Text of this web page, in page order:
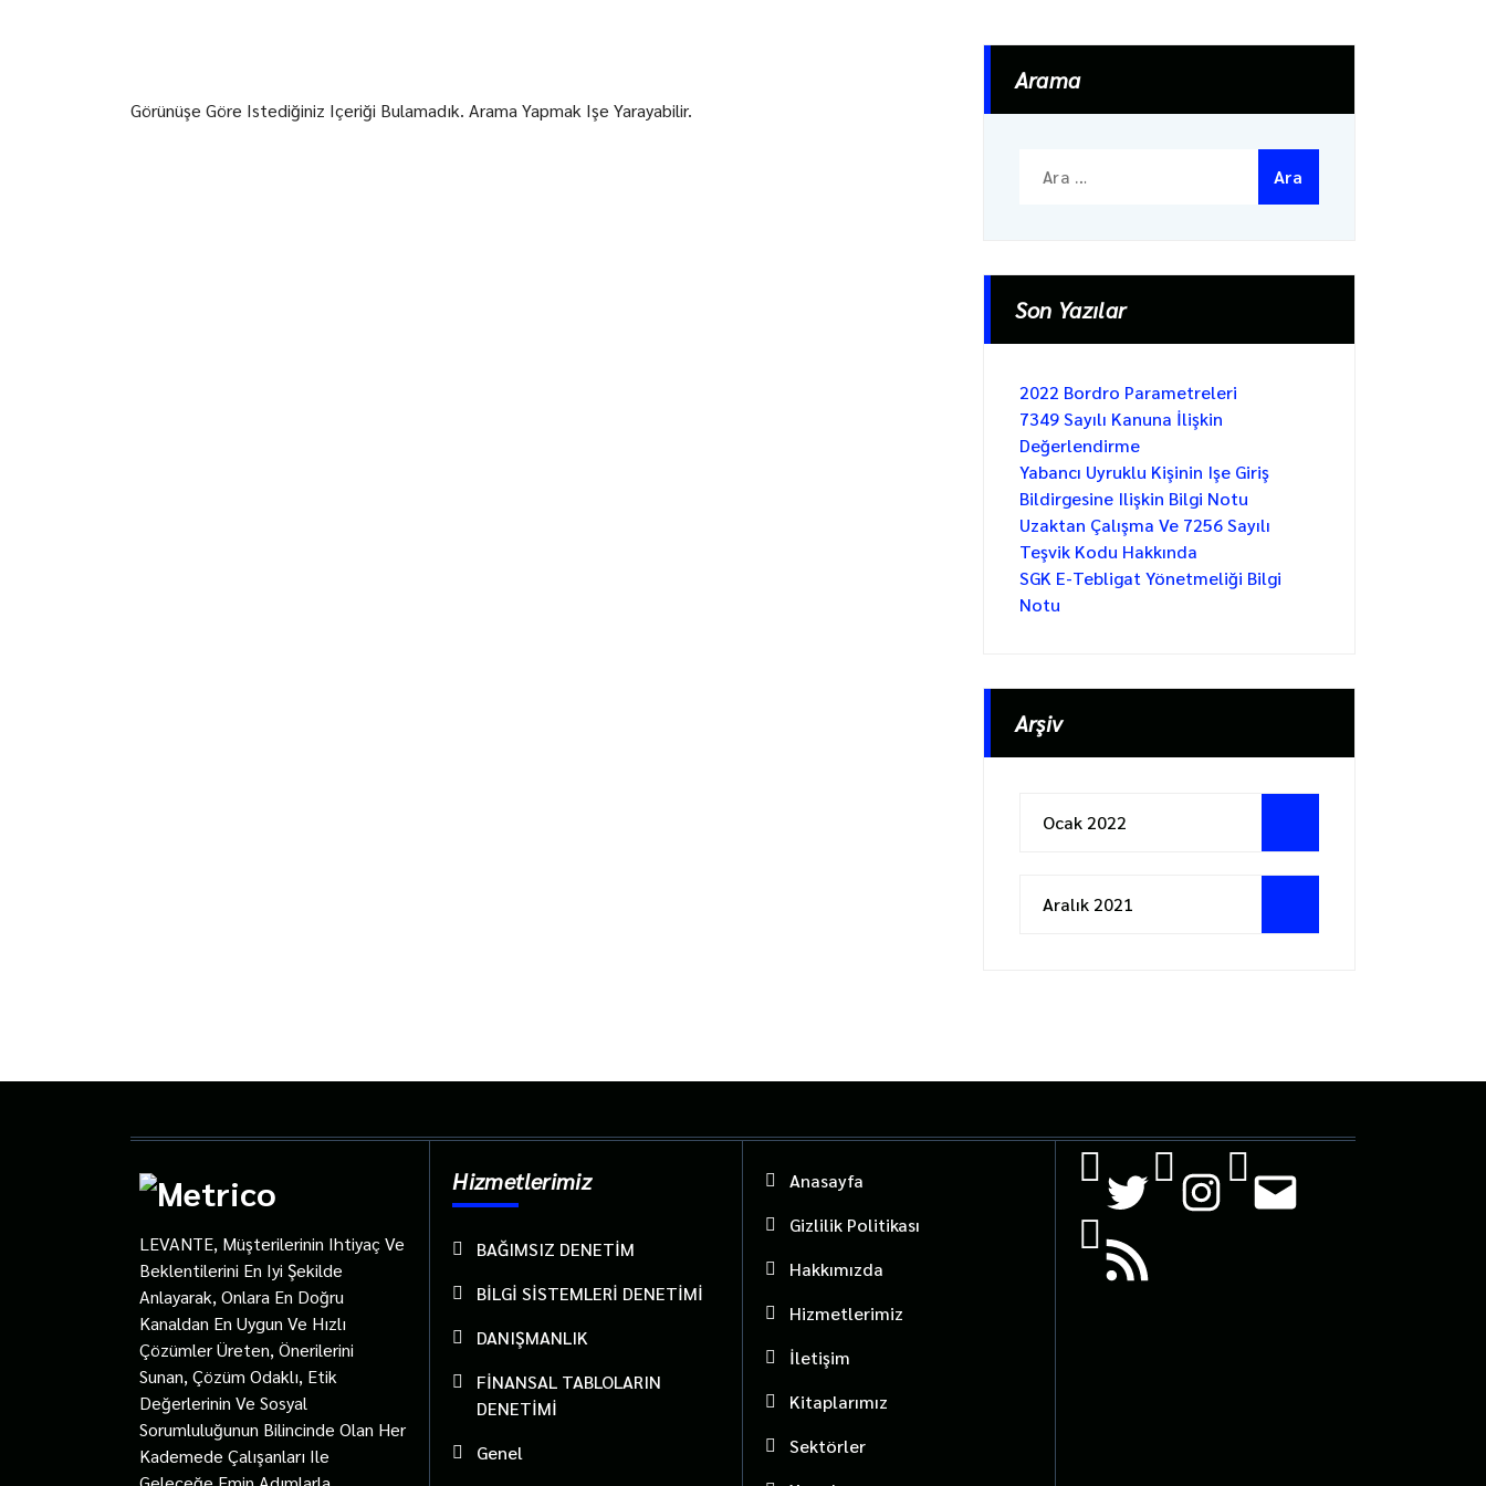
Görünüşe Göre Istediğiniz Içeriği Bulamadık. Arama Yapmak Işe Yarayabilir.
Arama
Son Yazılar
2022 Bordro Parametreleri
7349 Sayılı Kanuna İlişkin
Değerlendirme
Yabancı Uyruklu Kişinin Işe Giriş
Bildirgesine Ilişkin Bilgi Notu
Uzaktan Çalışma Ve 7256 Sayılı
Teşvik Kodu Hakkında
SGK E-Tebligat Yönetmeliği Bilgi
Notu
Arşiv
Ocak 2022
Aralık 2021
LEVANTE, Müşterilerinin Ihtiyaç Ve
Beklentilerini En Iyi Şekilde
Anlayarak, Onlara En Doğru
Kanaldan En Uygun Ve Hızlı
Çözümler Üreten, Önerilerini
Sunan, Çözüm Odaklı, Etik
Değerlerinin Ve Sosyal
Sorumluluğunun Bilincinde Olan Her
Kademede Çalışanları Ile
Hizmetlerimiz
BAĞIMSIZ DENETİM
BİLGİ SİSTEMLERİ DENETİMİ
DANIŞMANLIK
FİNANSAL TABLOLARIN
DENETİMİ
Genel
Anasayfa
Gizlilik Politikası
Hakkımızda
Hizmetlerimiz
İletişim
Kitaplarımız
Sektörler
TwitterInstagram